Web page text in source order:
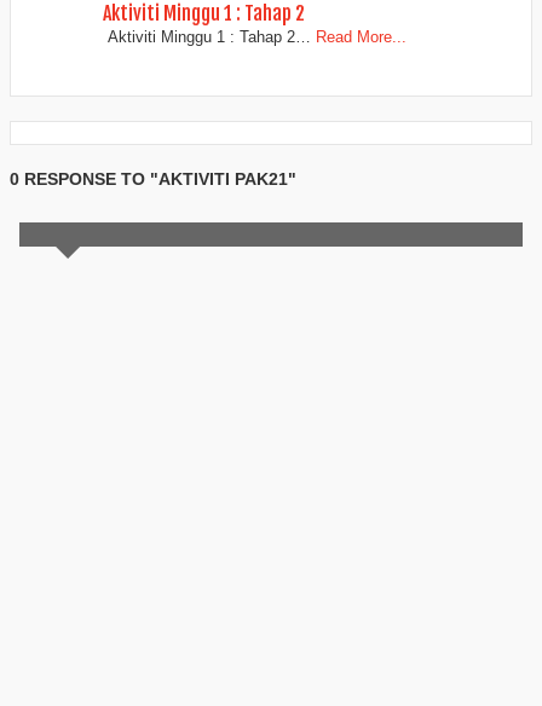
Aktiviti Minggu 1 : Tahap 2
Aktiviti Minggu 1 : Tahap 2… Read More...
0 RESPONSE TO "AKTIVITI PAK21"